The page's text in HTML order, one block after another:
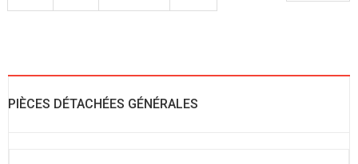
PIÈCES DÉTACHÉES GÉNÉRALES